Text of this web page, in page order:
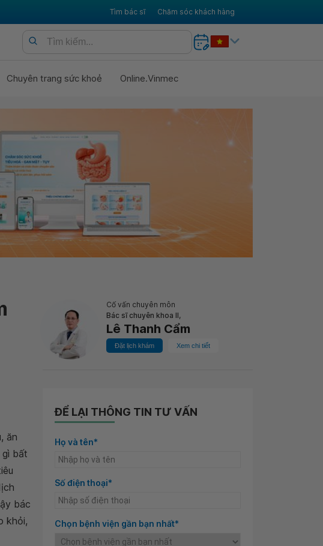
Tìm bác sĩ Chăm sóc khách hàng
Chuyên trang sức khoẻ Online.Vinmec
Cố vấn chuyên môn
Bác sĩ chuyên khoa II,
Lê Thanh Cẩm
Đặt lịch khám Xem chi tiết
ăn
gì bất
bác
khỏi,
ĐỂ LẠI THÔNG TIN TƯ VẤN
Họ và tên*
Số điện thoại*
Chọn bệnh viện gần bạn nhất*